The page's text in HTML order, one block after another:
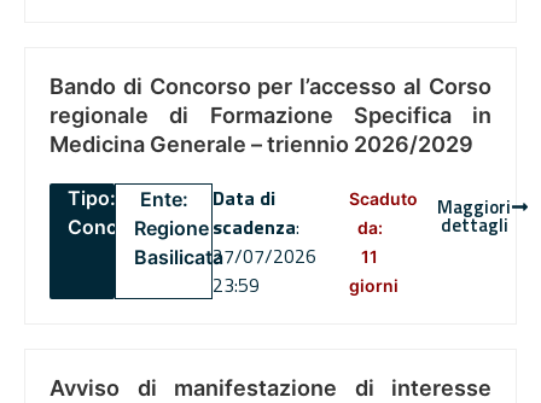
Bando di Concorso per l’accesso al Corso
regionale di Formazione Specifica in
Medicina Generale – triennio 2026/2029
Tipo:
Concorsi
Ente:
Regione
Basilicata
Data di
scadenza:
27/07/2026
23:59
Scaduto
da:
11
giorni
Maggiori
dettagli
Avviso di manifestazione di interesse